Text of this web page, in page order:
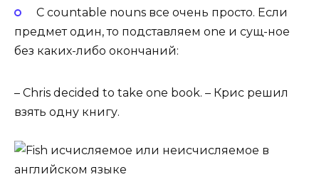
С countable nouns все очень просто. Если
предмет один, то подставляем one и сущ-ное
без каких-либо окончаний:
– Chris decided to take one book. – Крис решил
взять одну книгу.